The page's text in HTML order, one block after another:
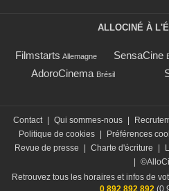
ALLOCINÉ À
Filmstarts Allemagne SensaCine
AdoroCinema Brésil
Contact Qui sommes-nous
Politique de cookies
Préférences
Revue de presse
Charte d'écriture
Retrouvez tous les horaires et infos de